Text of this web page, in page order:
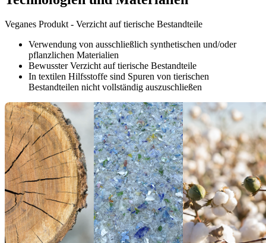
Veganes Produkt - Verzicht auf tierische Bestandteile
Verwendung von ausschließlich synthetischen und/oder
pflanzlichen Materialien
Bewusster Verzicht auf tierische Bestandteile
In textilen Hilfsstoffe sind Spuren von tierischen
Bestandteilen nicht vollständig auszuschließen